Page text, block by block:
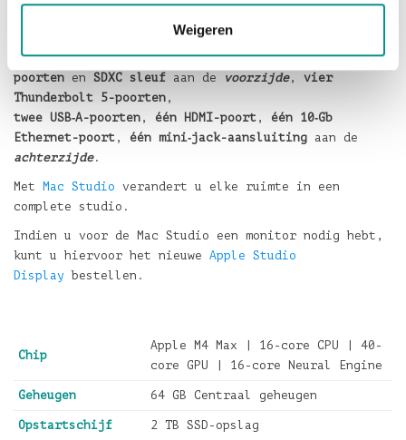
Weigeren
aangedreven door deApple M4 Max Chip met 16-core
Verder is deze Mac Studio voorzien vantwee USB-C
poorten en SDXC sleuf aan de voorzijde, vier
Thunderbolt 5-poorten ,
twee USB‑A-poorten , één HDMI-poort , één 10‑Gb
Ethernet-poort , één mini‑jack-aansluiting aan de
achterzijde.
Met Mac Studio verandert u elke ruimte in een
complete studio.
Indien u voor de Mac Studio een monitor nodig hebt,
kunt u hiervoor het nieuwe Apple Studio
Displaybestellen.
Chip
Apple M4 Max | 16-core CPU | 40-
core GPU | 16-core Neural Engine
Geheugen 64 GB Centraal geheugen
Opstartschijf 2 TB SSD-opslag